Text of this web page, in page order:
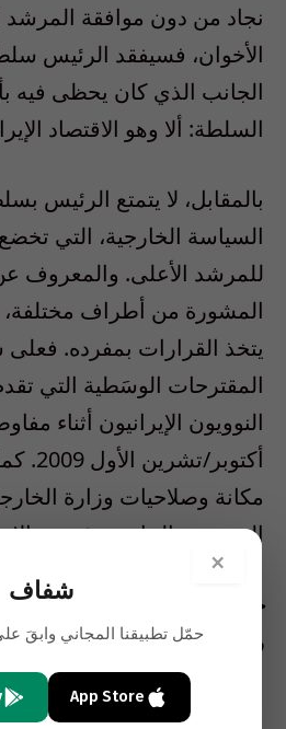
نجاد من دون موافقة المرشد
الأخوان، فسيفقد الرئيس
الجانب الذي كان يحظى فيه
السلطة: ألا وهو الاقتصاد
بالمقابل، لا يتمتع الرئيس
السياسة الخارجية، التي
للمرشد الأعلى. والمعروف
المشورة من أطراف مختلفة،
يتخذ القرارات بمفرده. فعلى
المقترحات الوسَطية التي
النوويون الإيرانيون أثناء
مكانة وصلاحيات وزارة
المبعوثين الخاصين في
خامنئي “يحمي” رجال الدين
والحرس!
بالمقابل، يعتمد خامنئي على
×
شفاف
حمّل تطبيقنا المجاني وابقَ
App Store